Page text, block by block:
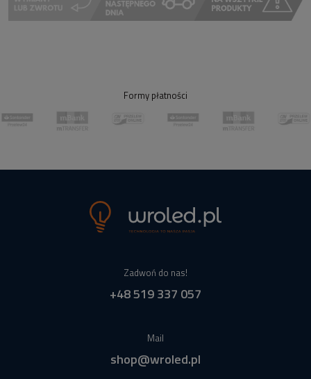
Formy płatności
Zadwoń do nas!
+48 519 337 057
Mail
shop@wroled.pl